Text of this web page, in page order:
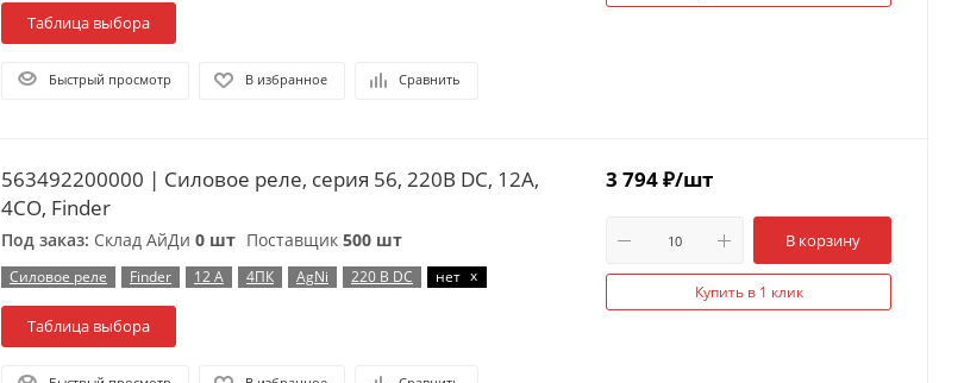
Таблица выбора
Быстрый просмотр В избранное Сравнить
563492200000 | Силовое реле, серия 56, 220В DC, 12А,
4CO, Finder
Под заказ: Склад АйДи 0 шт Поставщик 500 шт
Силовое реле Finder 12 А 4ПК AgNi 220 В DC нет x
Таблица выбора
3 794₽/шт
В корзину
Купить в 1 клик